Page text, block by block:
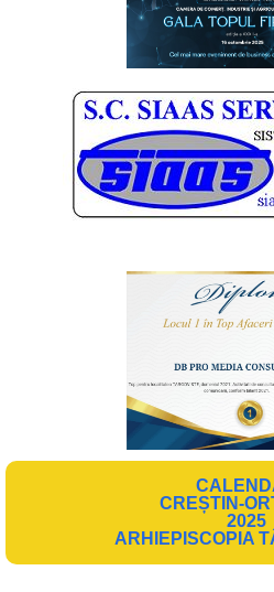
CREȘTIN-
2025
ARHIEPISCOPIA